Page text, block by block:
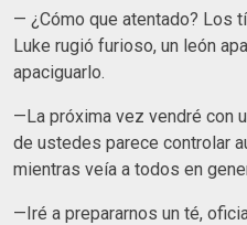
— ¿Cómo que atentado? Los
Luke rugió furioso, un león
apaciguarlo.
—La próxima vez vendré con
de ustedes parece controlar
mientras veía a todos en
—Iré a prepararnos un té,